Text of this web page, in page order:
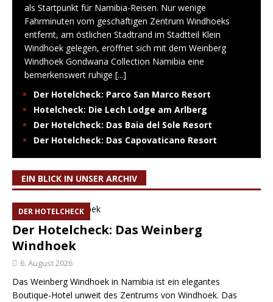
als Startpunkt für Namibia-Reisen. Nur wenige
Fahrminuten vom geschäftigen Zentrum Windhoeks
entfernt, am östlichen Stadtrand im Stadtteil Klein
Windhoek gelegen, eröffnet sich mit dem Weinberg
Windhoek Gondwana Collection Namibia eine
bemerkenswert ruhige [...]
Der Hotelcheck: Parco San Marco Resort
Hotelcheck: Die Lech Lodge am Arlberg
Der Hotelcheck: Das Baia del Sole Resort
Der Hotelcheck: Das Capovaticano Resort
EIN BLICK IN UNSER ARCHIV
DER HOTELCHECK
Der Hotelcheck: Das Weinberg
Windhoek
6. August 2026
Das Weinberg Windhoek in Namibia ist ein elegantes
Boutique-Hotel unweit des Zentrums von Windhoek. Das